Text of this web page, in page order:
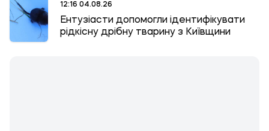
12:16 04.08.26
Ентузіасти допомогли ідентифікувати
рідкісну дрібну тварину з Київщини